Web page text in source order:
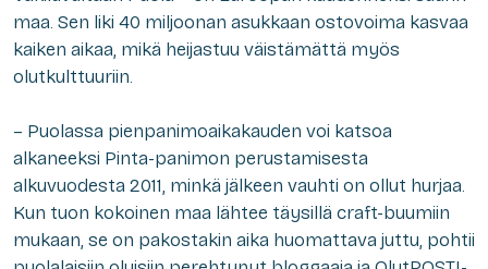
maa. Sen liki 40 miljoonan asukkaan ostovoima kasvaa
kaiken aikaa, mikä heijastuu väistämättä myös
olutkulttuuriin.
– Puolassa pienpanimoaikakauden voi katsoa
alkaneeksi Pinta-panimon perustamisesta
alkuvuodesta 2011, minkä jälkeen vauhti on ollut hurjaa.
Kun tuon kokoinen maa lähtee täysillä craft-buumiin
mukaan, se on pakostakin aika huomattava juttu, pohtii